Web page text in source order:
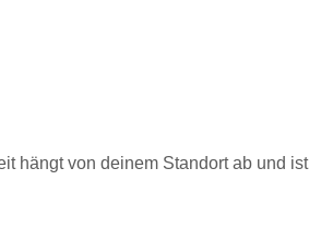
hängt von deinem Standort ab und ist